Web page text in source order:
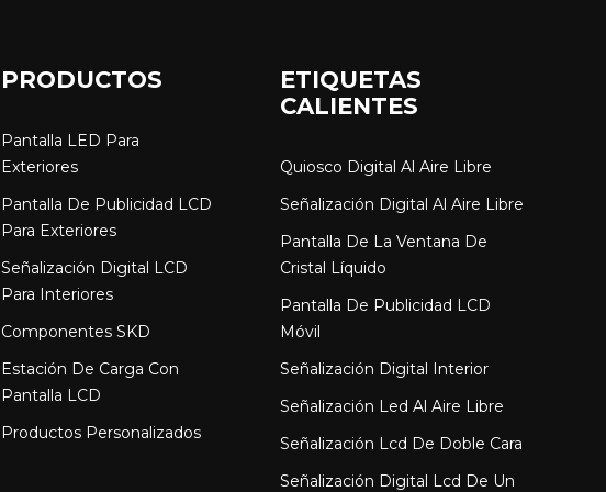
PRODUCTOS
Pantalla LED Para
Exteriores
Pantalla De Publicidad LCD
Para Exteriores
Señalización Digital LCD
Para Interiores
Componentes SKD
Estación De Carga Con
Pantalla LCD
Productos Personalizados
ETIQUETAS
CALIENTES
Quiosco Digital Al Aire Libre
Señalización Digital Al Aire Libre
Pantalla De La Ventana De
Cristal Líquido
Pantalla De Publicidad LCD
Móvil
Señalización Digital Interior
Señalización Led Al Aire Libre
Señalización Lcd De Doble Cara
Señalización Digital Lcd De Un